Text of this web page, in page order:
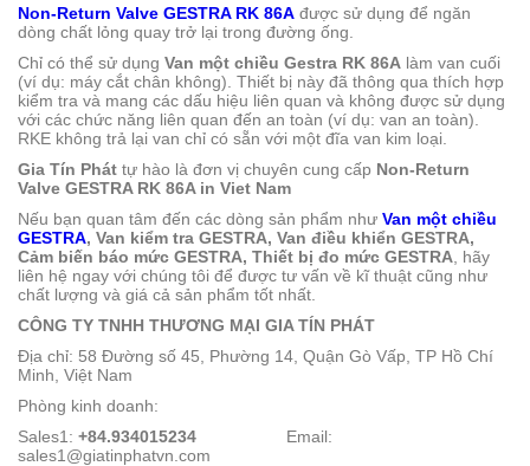
Non-Return Valve GESTRA RK 86A được sử dụng để ngăn
dòng chất lỏng quay trở lại trong đường ống.
Chỉ có thể sử dụng Van một chiều Gestra RK 86A làm van cuối
(ví dụ: máy cắt chân không). Thiết bị này đã thông qua thích hợp
kiểm tra và mang các dấu hiệu liên quan và không được sử dụng
với các chức năng liên quan đến an toàn (ví dụ: van an toàn).
RKE không trả lại van chỉ có sẵn với một đĩa van kim loại.
Gia Tín Phát tự hào là đơn vị chuyên cung cấp Non-Return
Valve GESTRA RK 86A in Viet Nam
Nếu bạn quan tâm đến các dòng sản phẩm như Van một chiều
GESTRA, Van kiểm tra GESTRA, Van điều khiển GESTRA,
Cảm biến báo mức GESTRA, Thiết bị đo mức GESTRA , hãy
liên hệ ngay với chúng tôi để được tư vấn về kĩ thuật cũng như
chất lượng và giá cả sản phẩm tốt nhất.
CÔNG TY TNHH THƯƠNG MẠI GIA TÍN PHÁT
Địa chỉ: 58 Đường số 45, Phường 14, Quận Gò Vấp, TP Hồ Chí
Minh, Việt Nam
Phòng kinh doanh:
Sales1: +84.934015234 Email:
sales1@giatinphatvn.com